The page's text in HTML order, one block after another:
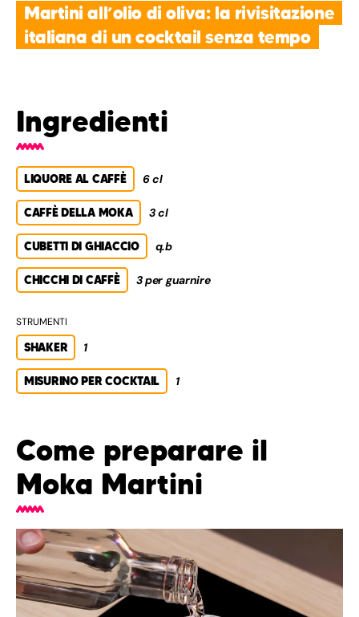
Martini all’olio di oliva: la rivisitazione
italiana di un cocktail senza tempo
Ingredienti
LIQUORE AL CAFFÈ 6 cl
CAFFÈ DELLA MOKA 3 cl
CUBETTI DI GHIACCIO q.b
CHICCHI DI CAFFÈ 3 per guarnire
STRUMENTI
SHAKER 1
MISURINO PER COCKTAIL 1
Come preparare il
Moka Martini